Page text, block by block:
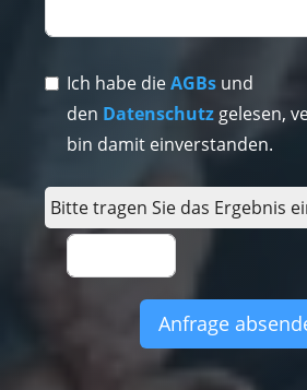
Ich habe dieAGBs und
den Datenschutzgelesen,
bin damit einverstanden.
Bitte tragen Sie das Ergebnis
Anfrage